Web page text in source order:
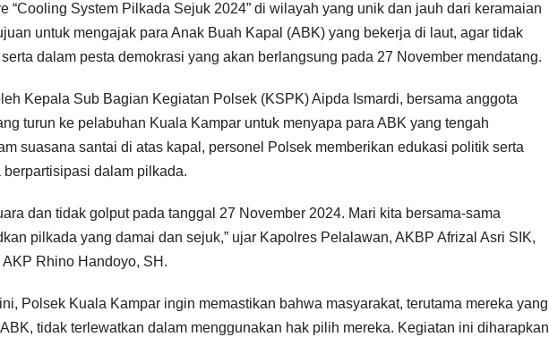
“Cooling System Pilkada Sejuk 2024” di wilayah yang unik dan jauh dari keramaian
untuk mengajak para Anak Buah Kapal (ABK) yang bekerja di laut, agar tidak
dalam pesta demokrasi yang akan berlangsung pada 27 November mendatang.
Kepala Sub Bagian Kegiatan Polsek (KSPK) Aipda Ismardi, bersama anggota
turun ke pelabuhan Kuala Kampar untuk menyapa para ABK yang tengah
suasana santai di atas kapal, personel Polsek memberikan edukasi politik serta
dalam pilkada.
dan tidak golput pada tanggal 27 November 2024. Mari kita bersama-sama
pilkada yang damai dan sejuk,” ujar Kapolres Pelalawan, AKBP Afrizal Asri SIK,
Rhino Handoyo, SH.
ini, Polsek Kuala Kampar ingin memastikan bahwa masyarakat, terutama mereka yang
tidak terlewatkan dalam menggunakan hak pilih mereka. Kegiatan ini diharapkan